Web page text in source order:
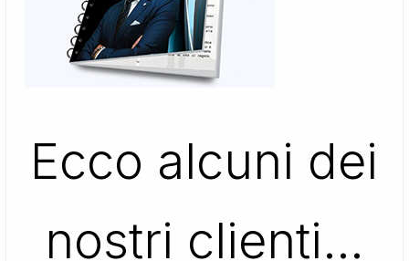
Ecco alcuni dei
nostri clienti…